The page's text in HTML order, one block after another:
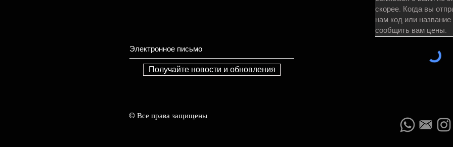
Получайте новости и обновления
© Все права защищены